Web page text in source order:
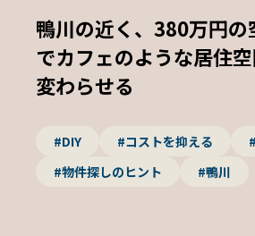
鴨川の近く、380万円の
でカフェのような居住
変わらせる
#DIY #コストを抑える
#物件探しのヒント
#鴨川